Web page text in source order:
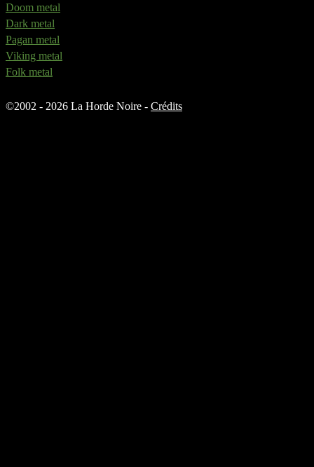
Doom metal
Dark metal
Pagan metal
Viking metal
Folk metal
©2002 - 2026 La Horde Noire - Crédits